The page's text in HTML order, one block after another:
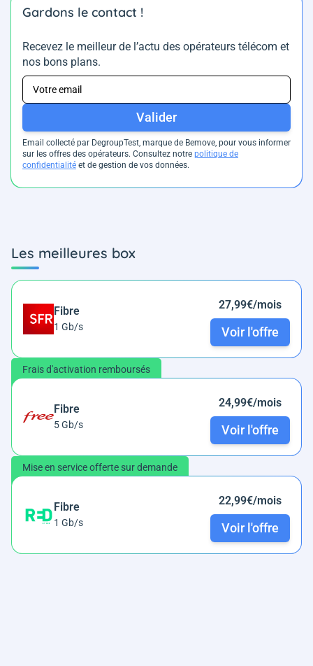
Gardons le contact !
Recevez le meilleur de l’actu des opérateurs télécom et
nos bons plans.
Valider
Email collecté par DegroupTest, marque de Bemove, pour vous informer
sur les offres des opérateurs. Consultez notre politique de
confidentialité et de gestion de vos données.
Les meilleures box
Fibre
1 Gb/s
27,99€/mois
Voir l'offre
Frais d'activation remboursés
Fibre
5 Gb/s
24,99€/mois
Voir l'offre
Mise en service offerte sur demande
Fibre
1 Gb/s
22,99€/mois
Voir l'offre